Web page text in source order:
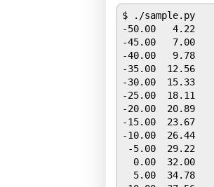
$ ./sample.py
-50.00   4.22
-45.00   7.00
-40.00   9.78
-35.00  12.56
-30.00  15.33
-25.00  18.11
-20.00  20.89
-15.00  23.67
-10.00  26.44
-5.00  29.22
  0.00  32.00
  5.00  34.78